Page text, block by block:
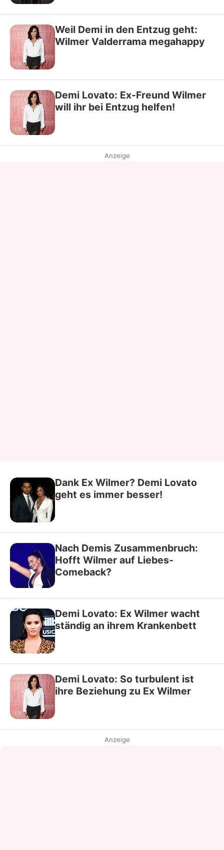
Weil Demi in den Entzug geht:
Wilmer Valderrama megahappy
Demi Lovato: Ex-Freund Wilmer
will ihr bei Entzug helfen!
Anzeige
Dank Ex Wilmer? Demi Lovato
geht es immer besser!
Nach Demis Zusammenbruch:
Hofft Wilmer auf Liebes-
Comeback?
Demi Lovato: Ex Wilmer wacht
ständig an ihrem Krankenbett
Demi Lovato: So turbulent ist
ihre Beziehung zu Ex Wilmer
Anzeige